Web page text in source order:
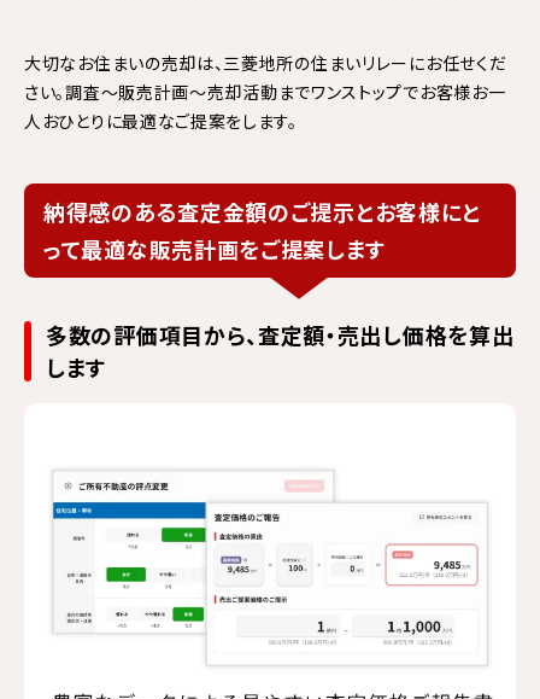
大切なお住まいの売却は、三菱地所の住まいリレーにお任せくだ
さい。調査～販売計画～売却活動までワンストップでお客様お一
人おひとりに最適なご提案をします。
納得感のある査定金額のご提示とお客様にと
って最適な販売計画をご提案します
多数の評価項目から、査定額・売出し価格を算出
します